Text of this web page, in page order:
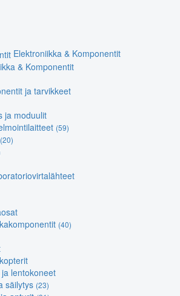
Elektroniikka & Komponentit
& Komponentit
ja tarvikkeet
ja moduulit
(59)
(20)
(40)
lentokoneet
säilytys (23)